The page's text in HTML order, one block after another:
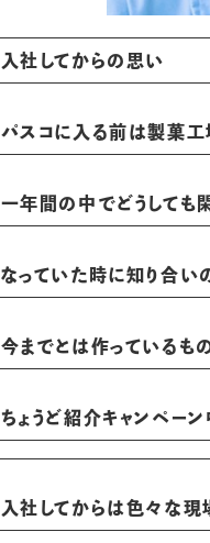
入社してからの思い
パスコに入る前は製菓工
一年間の中でどうしても
なっていた時に知り合い
今までとは作っているも
ちょうど紹介キャンペー
入社してからは色々な現